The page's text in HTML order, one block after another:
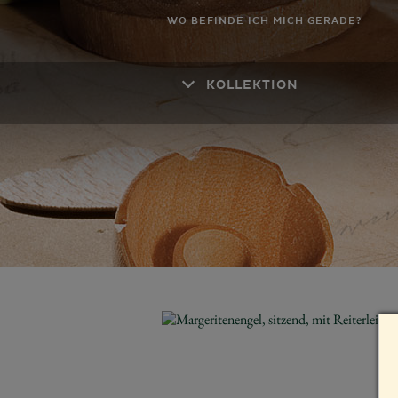
WO BEFINDE ICH MICH GERADE?
KOLLEKTION